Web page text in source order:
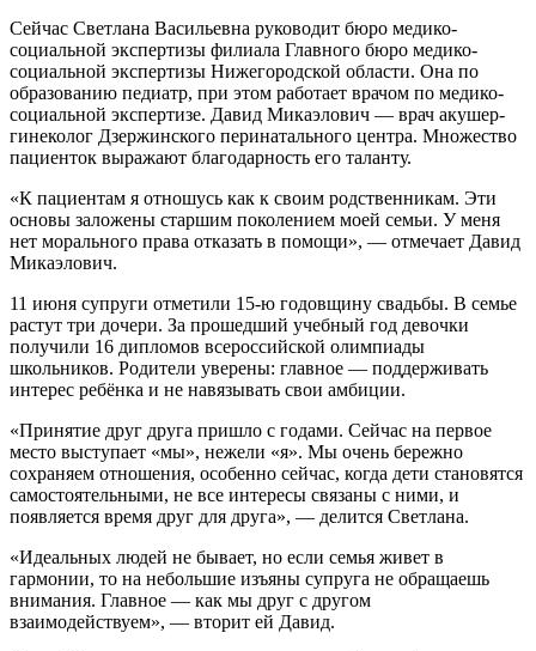
Сейчас Светлана Васильевна руководит бюро медико-
социальной экспертизы филиала Главного бюро медико-
социальной экспертизы Нижегородской области. Она по
образованию педиатр, при этом работает врачом по медико-
социальной экспертизе. Давид Микаэлович — врач акушер-
гинеколог Дзержинского перинатального центра. Множество
пациенток выражают благодарность его таланту.
«К пациентам я отношусь как к своим родственникам. Эти
основы заложены старшим поколением моей семьи. У меня
нет морального права отказать в помощи», — отмечает Давид
Микаэлович.
11 июня супруги отметили 15-ю годовщину свадьбы. В семье
растут три дочери. За прошедший учебный год девочки
получили 16 дипломов всероссийской олимпиады
школьников. Родители уверены: главное — поддерживать
интерес ребёнка и не навязывать свои амбиции.
«Принятие друг друга пришло с годами. Сейчас на первое
место выступает «мы», нежели «я». Мы очень бережно
сохраняем отношения, особенно сейчас, когда дети становятся
самостоятельными, не все интересы связаны с ними, и
появляется время друг для друга», — делится Светлана.
«Идеальных людей не бывает, но если семья живет в
гармонии, то на небольшие изъяны супруга не обращаешь
внимания. Главное — как мы друг с другом
взаимодействуем», — вторит ей Давид.